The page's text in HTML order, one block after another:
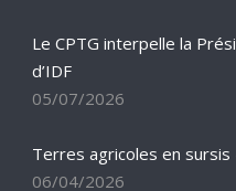
Le CPTG interpelle la
d’IDF
05/07/2026
Terres agricoles en sursis
06/04/2026